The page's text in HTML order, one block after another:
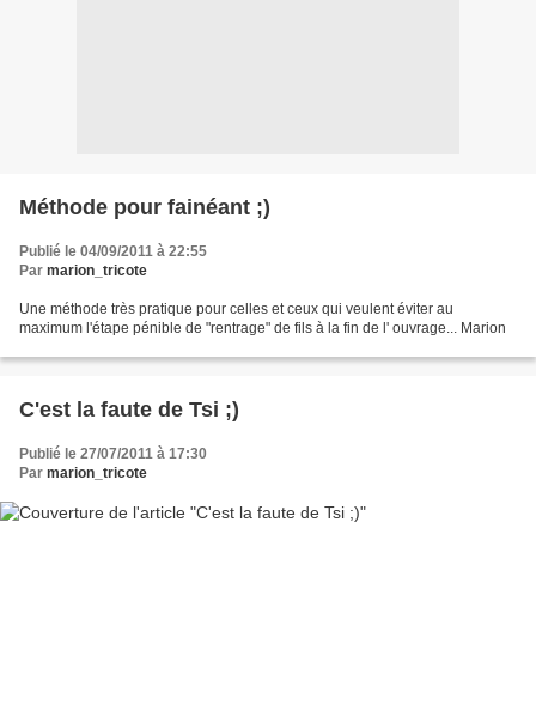
Méthode pour fainéant ;)
Publié le 04/09/2011 à 22:55
Par marion_tricote
Une méthode très pratique pour celles et ceux qui veulent éviter au
maximum l'étape pénible de "rentrage" de fils à la fin de l' ouvrage... Marion
C'est la faute de Tsi ;)
Publié le 27/07/2011 à 17:30
Par marion_tricote